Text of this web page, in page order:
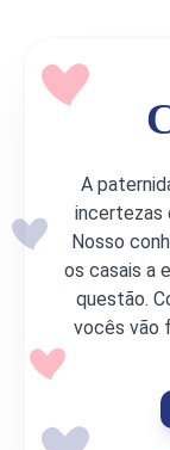
A
incertezas
Nosso
os casais a
questão.
vocês vão